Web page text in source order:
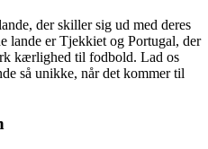
der skiller sig ud med deres
lande er Tjekkiet og Portugal, der
kærlighed til fodbold. Lad os
så unikke, når det kommer til